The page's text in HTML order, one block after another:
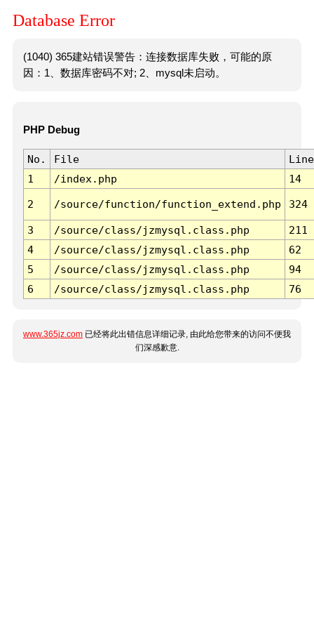
Database Error
(1040) 365建站错误警告：连接数据库失败，可能的原
因：1、数据库密码不对; 2、mysql未启动。
PHP Debug
No. File
Line
1
/index.php 14
2 /source/function/function_extend.php 324
3 /source/class/jzmysql.class.php
211
4
/source/class/jzmysql.class.php
62
5
/source/class/jzmysql.class.php
94
6
/source/class/jzmysql.class.php 76
www.365jz.com 已经将此出错信息详细记录, 由此给您带来的访问不便我
们深感歉意.